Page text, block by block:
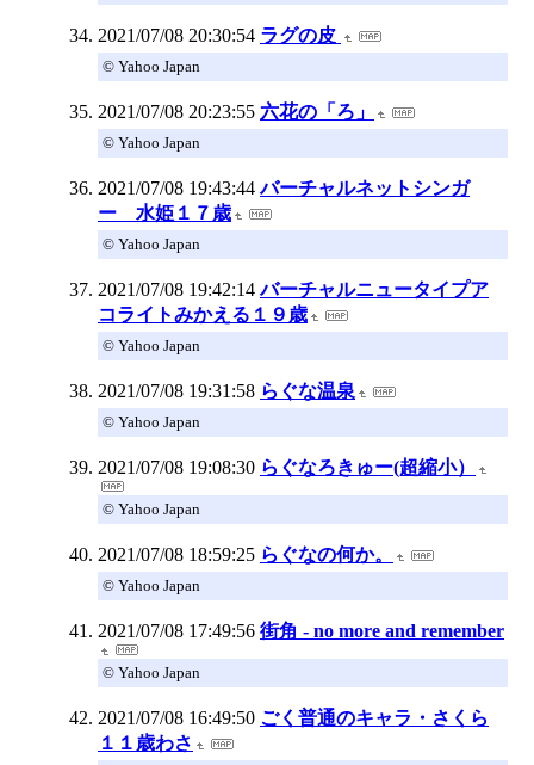
2021/07/08 20:30:54 ラグの皮
© Yahoo Japan
2021/07/08 20:23:55 六花の「ろ」
© Yahoo Japan
2021/07/08 19:43:44 バーチャルネットシンガ
ー 水姫１７歳
© Yahoo Japan
2021/07/08 19:42:14 バーチャルニュータイプア
コライトみかえる１９歳
© Yahoo Japan
2021/07/08 19:31:58 らぐな温泉
© Yahoo Japan
2021/07/08 19:08:30 らぐなろきゅー(超縮小）
© Yahoo Japan
2021/07/08 18:59:25 らぐなの何か。
© Yahoo Japan
2021/07/08 17:49:56 街角 - no more and remember
© Yahoo Japan
2021/07/08 16:49:50 ごく普通のキャラ・さくら
１１歳わさ